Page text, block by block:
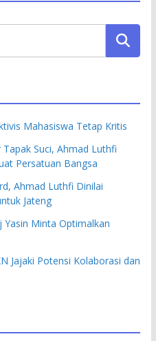
Mahasiswa Tetap Kritis
Suci, Ahmad Luthfi
Persatuan Bangsa
Ahmad Luthfi Dinilai
Jateng
Minta Optimalkan
Jajaki Potensi Kolaborasi dan